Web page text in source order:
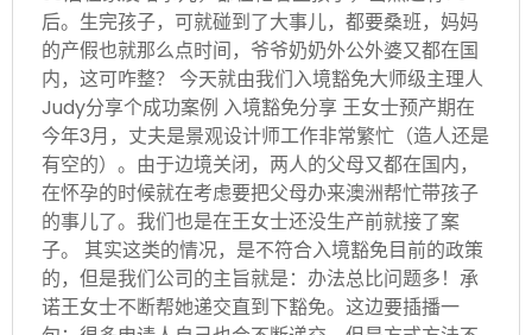
后。生完孩子，可就碰到了大事儿，都要桑班，妈妈
的产假也就那么点时间，爷爷奶奶外公外婆又都在国
内，这可咋整？ 今天就由我们入境豁免大师级主理人
Judy分享个成功案例 入境豁免分享 王女士预产期在
今年3月，丈夫是景观设计师工作非常繁忙（造人还是
有空的）。由于边境关闭，两人的父母又都在国内，
在怀孕的时候就在考虑要把父母办来澳洲帮忙带孩子
的事儿了。我们也是在王女士还没生产前就接了案
子。 其实这类的情况，是不符合入境豁免目前的政策
的，但是我们公司的主旨就是：办法总比问题多！承
诺王女士不断帮她递交直到下豁免。这边要插播一